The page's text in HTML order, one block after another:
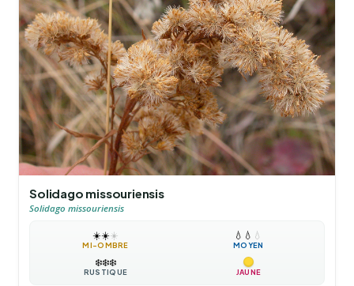
Solidago missouriensis
Solidago missouriensis
☀️☀️☀️
MI-OMBRE
💧 💧 💧
MOYEN
❄️❄️❄️
RUSTIQUE JAUNE